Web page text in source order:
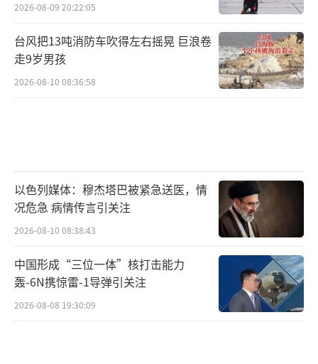
2026-08-09 20:22:05
台风把13吨消防车吹得左右摇晃 巨浪卷
走9岁男孩
2026-08-10 08:36:58
以色列媒体：穆杰塔巴被紧急送医，情
况危急 病情传言引关注
2026-08-10 08:38:43
中国形成“三位一体”核打击能力
轰-6N携惊雷-1导弹引关注
2026-08-08 19:30:09